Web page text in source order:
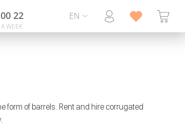
22
WEEK
EN
form of barrels. Rent and hire corrugated